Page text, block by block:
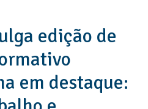
edição de
em destaque: